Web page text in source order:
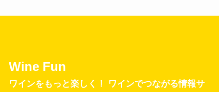
Wine Fun
ワインをもっと楽しく！ ワインでつながる情報サ